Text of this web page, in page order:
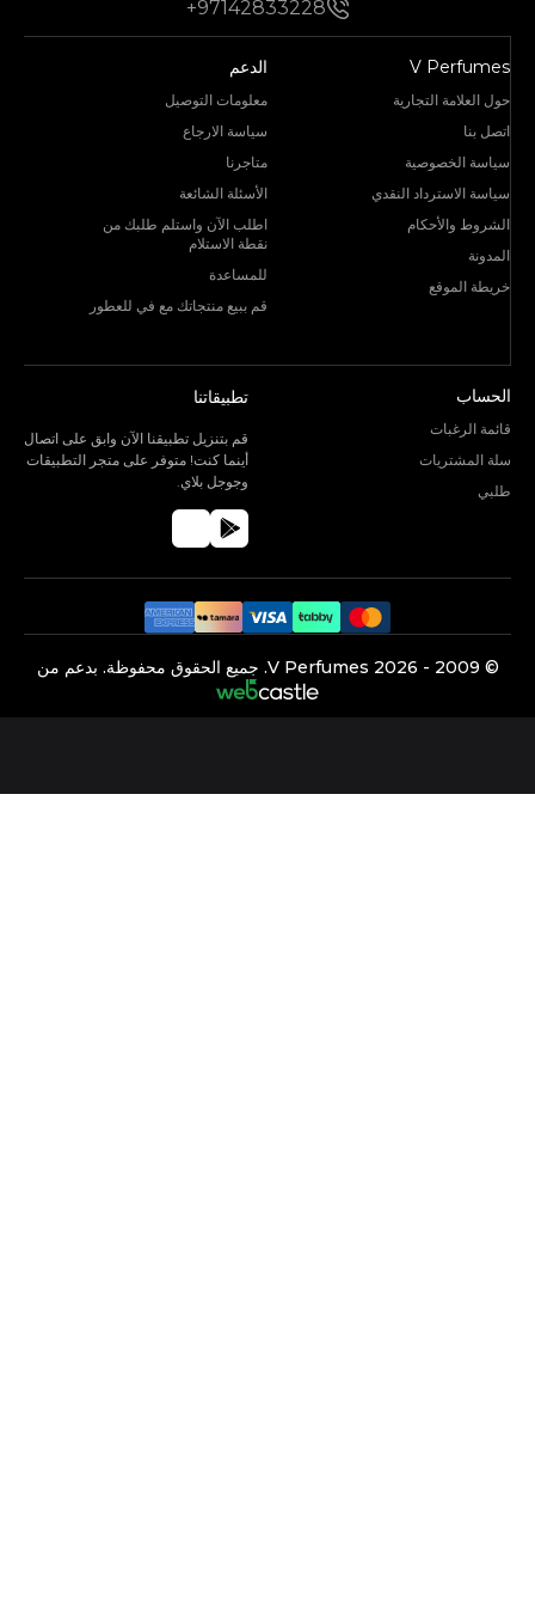
+97142833228
V Perfumes
حول العلامة التجارية
اتصل بنا
سياسة الخصوصية
سياسة الاسترداد النقدي
الشروط والأحكام
المدونة
خريطة الموقع
الدعم
معلومات التوصيل
سياسة الارجاع
متاجرنا
الأسئلة الشائعة
اطلب الآن واستلم طلبك من
نقطة الاستلام
للمساعدة
قم ببيع منتجاتك مع في للعطور
الحساب
قائمة الرغبات
سلة المشتريات
طلبي
تطبيقاتنا
قم بتنزيل تطبيقنا الآن وابق على اتصال
أينما كنت! متوفر على متجر التطبيقات
وجوجل بلاي.
©️ 2009 -
2026 جميع الحقوق محفوظة. بدعم من